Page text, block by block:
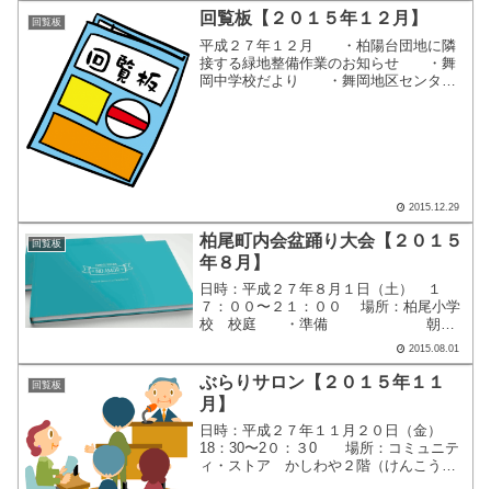
回覧板 回覧板【２０１５年１２月】
平成２７年１２月 ・柏陽台団地に隣
接する緑地整備作業のお知らせ ・舞
岡中学校だより ・舞岡地区センター
2015.12.29
回覧板
柏尾町内会盆踊り大会【２０１５
年８月】
日時：平成２７年８月１日（土） １
７：００〜２１：００ 場所：柏尾小学
校 校庭 ・準備 朝
８：００から会場設営作業し、ほぼ終わ
りました。 ものすごい暑さで、水分補給
が間に合わないほどです（体調崩される
方...
2015.08.01
回覧板
ぶらりサロン【２０１５年１１
月】
日時：平成２７年１１月２０日（金）
18：30〜2０：３0 場所：コミュニテ
ィ・ストア かしわや２階（けんこうは